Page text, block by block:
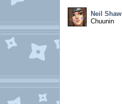
Neil Shaw
Chuunin